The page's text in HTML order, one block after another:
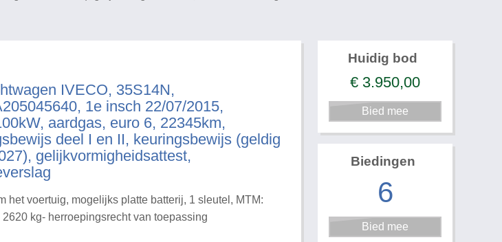
IVECO, 35S14N,
1e insch 22/07/2015,
aardgas, euro 6, 22345km,
deel I en II, keuringsbewijs (geldig
gelijkvormigheidsattest,
het voertuig, mogelijks platte batterij, 1 sleutel, MTM:
2620 kg- herroepingsrecht van toepassing
Huidig bod
€ 3.950,00
Biedingen
6